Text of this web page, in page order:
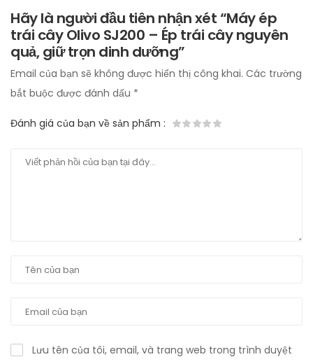
Hãy là người đầu tiên nhận xét “Máy ép
trái cây Olivo SJ200 – Ép trái cây nguyên
quả, giữ trọn dinh dưỡng”
Email của bạn sẽ không được hiển thị công khai. Các trường
bắt buộc được đánh dấu *
Đánh giá của bạn về sản phẩm :
Lưu tên của tôi, email, và trang web trong trình duyệt